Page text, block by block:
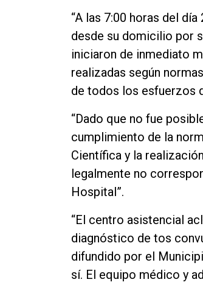
“A las 7:00 horas del
desde su domicilio por
iniciaron de inmediato
realizadas según
de todos los esfuerzos
“Dado que no fue
cumplimiento de la
Científica y la
legalmente no
Hospital”.
“El centro asistencial
diagnóstico de tos
difundido por el
sí. El equipo médico y